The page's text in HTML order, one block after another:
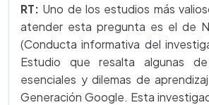
RT: Uno de los estudios más
atender esta pregunta es el de
(Conducta informativa del
Estudio que resalta algunas
esenciales y dilemas de
Generación Google. Esta